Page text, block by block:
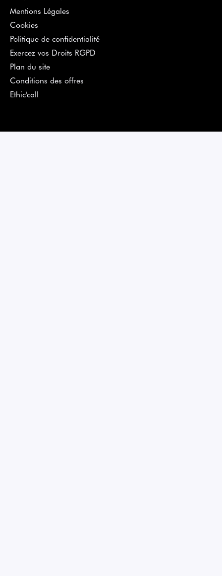
Mentions Légales
Cookies
Politique de confidentialité
Exercez vos Droits RGPD
Plan du site
Conditions des offres
Ethic'call